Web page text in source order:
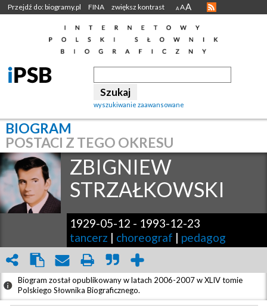
Przejdź do: biogramy.pl FINA zwiększ kontrast A AA
wyszukiwanie zaawansowane
BIOGRAM
POSTACI Z TEGO OKRESU
ZBIGNIEW
STRZAŁKOWSKI
1929-05-12 - 1993-12-23
tancerz | choreograf | pedagog
Biogram został opublikowany w latach 2006-2007 w XLIV tomie
Polskiego Słownika Biograficznego.